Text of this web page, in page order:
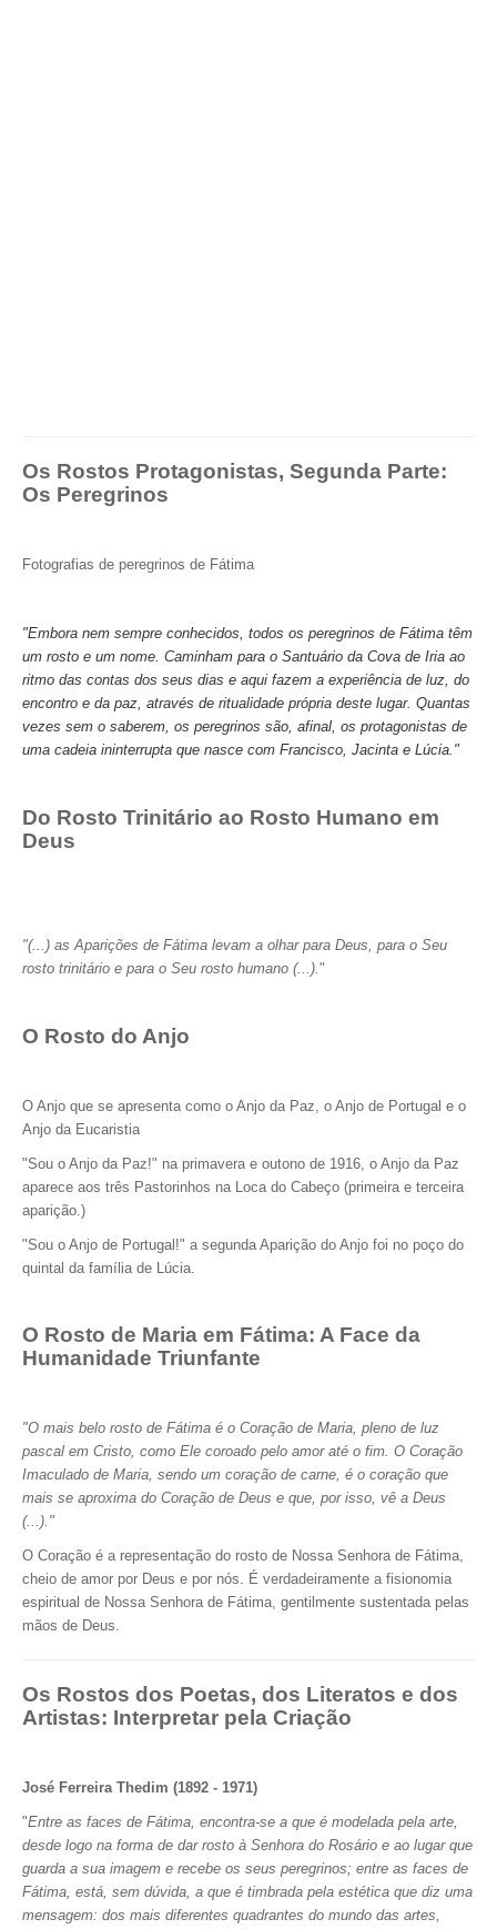
Os Rostos Protagonistas, Segunda Parte:
Os Peregrinos
Fotografias de peregrinos de Fátima
"Embora nem sempre conhecidos, todos os peregrinos de Fátima têm
um rosto e um nome. Caminham para o Santuário da Cova de Iria ao
ritmo das contas dos seus dias e aqui fazem a experiência de luz, do
encontro e da paz, através de ritualidade própria deste lugar. Quantas
vezes sem o saberem, os peregrinos são, afinal, os protagonistas de
uma cadeia ininterrupta que nasce com Francisco, Jacinta e Lúcia."
Do Rosto Trinitário ao Rosto Humano em
Deus
"(...) as Aparições de Fátima levam a olhar para Deus, para o Seu
rosto trinitário e para o Seu rosto humano (...)."
O Rosto do Anjo
O Anjo que se apresenta como o Anjo da Paz, o Anjo de Portugal e o
Anjo da Eucaristia
"Sou o Anjo da Paz!" na primavera e outono de 1916, o Anjo da Paz
aparece aos três Pastorinhos na Loca do Cabeço (primeira e terceira
aparição.)
"Sou o Anjo de Portugal!" a segunda Aparição do Anjo foi no poço do
quintal da família de Lúcia.
O Rosto de Maria em Fátima: A Face da
Humanidade Triunfante
"O mais belo rosto de Fátima é o Coração de Maria, pleno de luz
pascal em Cristo, como Ele coroado pelo amor até o fim. O Coração
Imaculado de Maria, sendo um coração de carne, é o coração que
mais se aproxima do Coração de Deus e que, por isso, vê a Deus
(...)."
O Coração é a representação do rosto de Nossa Senhora de Fátima,
cheio de amor por Deus e por nós. É verdadeiramente a fisionomia
espiritual de Nossa Senhora de Fátima, gentilmente sustentada pelas
mãos de Deus.
Os Rostos dos Poetas, dos Literatos e dos
Artistas: Interpretar pela Criação
José Ferreira Thedim (1892 - 1971)
"Entre as faces de Fátima, encontra-se a que é modelada pela arte,
desde logo na forma de dar rosto à Senhora do Rosário e ao lugar que
guarda a sua imagem e recebe os seus peregrinos; entre as faces de
Fátima, está, sem dúvida, a que é timbrada pela estética que diz uma
mensagem: dos mais diferentes quadrantes do mundo das artes,